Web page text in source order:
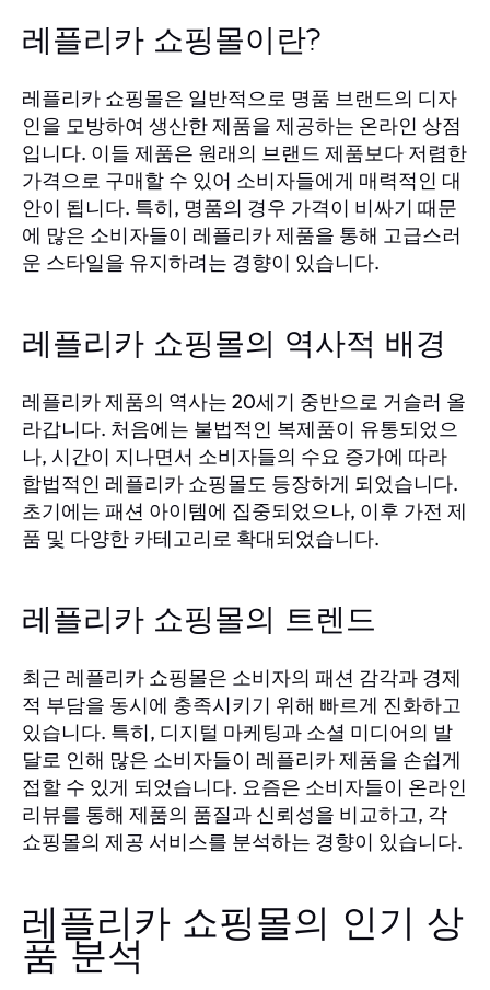
레플리카 쇼핑몰이란?
레플리카 쇼핑몰은 일반적으로 명품 브랜드의 디자
인을 모방하여 생산한 제품을 제공하는 온라인 상점
입니다. 이들 제품은 원래의 브랜드 제품보다 저렴한
가격으로 구매할 수 있어 소비자들에게 매력적인 대
안이 됩니다. 특히, 명품의 경우 가격이 비싸기 때문
에 많은 소비자들이 레플리카 제품을 통해 고급스러
운 스타일을 유지하려는 경향이 있습니다.
레플리카 쇼핑몰의 역사적 배경
레플리카 제품의 역사는 20세기 중반으로 거슬러 올
라갑니다. 처음에는 불법적인 복제품이 유통되었으
나, 시간이 지나면서 소비자들의 수요 증가에 따라
합법적인 레플리카 쇼핑몰도 등장하게 되었습니다.
초기에는 패션 아이템에 집중되었으나, 이후 가전 제
품 및 다양한 카테고리로 확대되었습니다.
레플리카 쇼핑몰의 트렌드
최근 레플리카 쇼핑몰은 소비자의 패션 감각과 경제
적 부담을 동시에 충족시키기 위해 빠르게 진화하고
있습니다. 특히, 디지털 마케팅과 소셜 미디어의 발
달로 인해 많은 소비자들이 레플리카 제품을 손쉽게
접할 수 있게 되었습니다. 요즘은 소비자들이 온라인
리뷰를 통해 제품의 품질과 신뢰성을 비교하고, 각
쇼핑몰의 제공 서비스를 분석하는 경향이 있습니다.
레플리카 쇼핑몰의 인기 상
품 분석